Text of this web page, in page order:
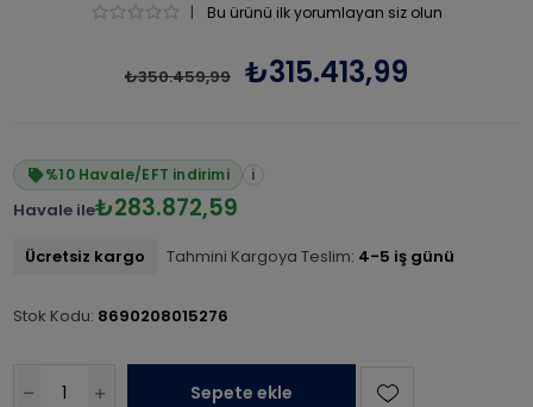
| Bu ürünü ilk yorumlayan siz olun
₺350.459,99 ₺315.413,99
%10 Havale/EFT indirimi i
Havale ile₺283.872,59
Ücretsiz kargo Tahmini Kargoya Teslim: 4-5 iş günü
Stok Kodu: 8690208015276
Sepete ekle